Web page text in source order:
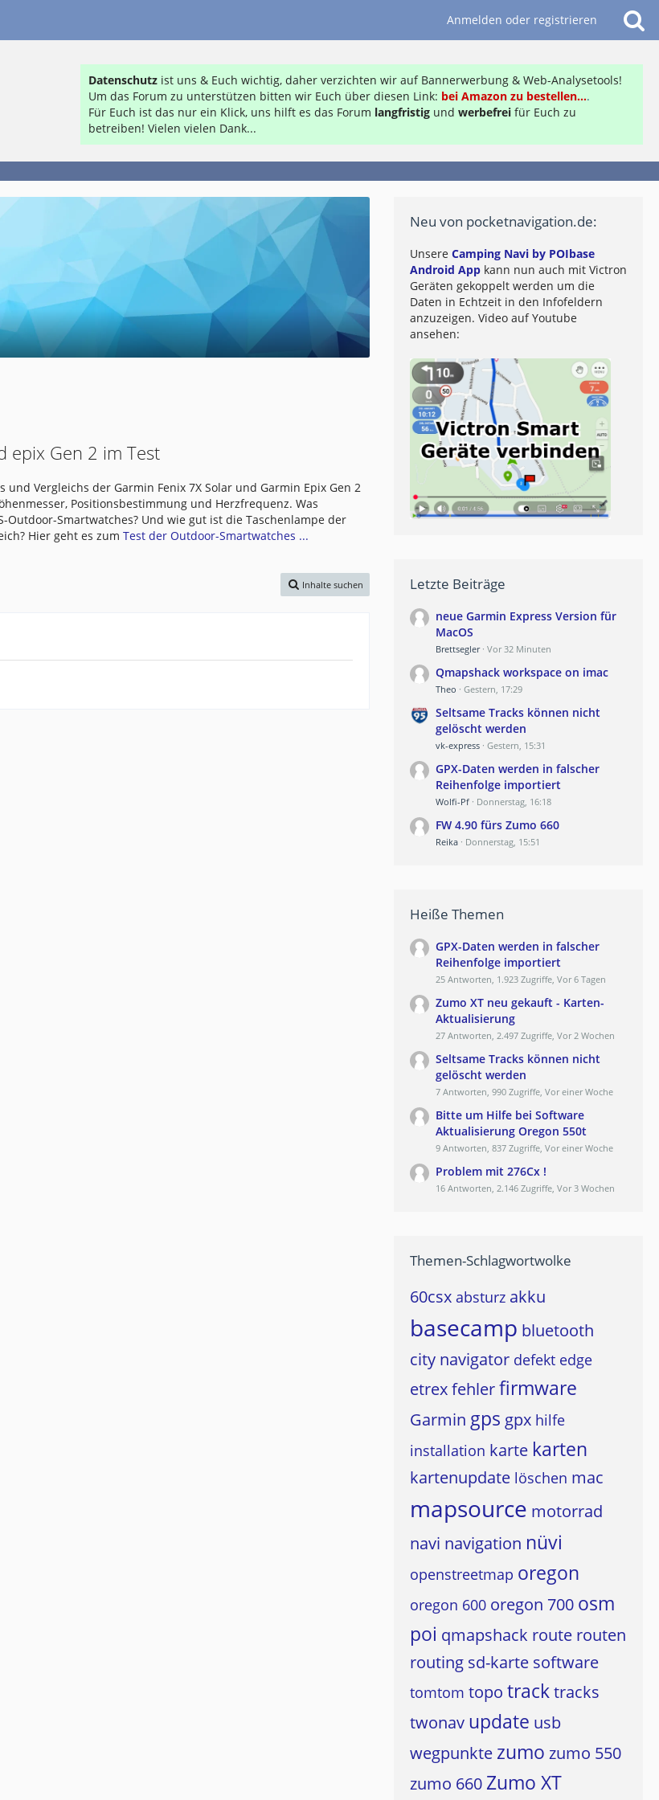
Anmelden oder registrieren
Datenschutz ist uns & Euch wichtig, daher verzichten wir auf Bannerwerbung & Web-Analysetools!
Um das Forum zu unterstützen bitten wir Euch über diesen Link: bei Amazon zu bestellen....
Für Euch ist das nur ein Klick, uns hilft es das Forum langfristig und werbefrei für Euch zu
betreiben! Vielen vielen Dank...
epix Gen 2 im Test
und Vergleichs der Garmin Fenix 7X Solar und Garmin Epix Gen 2
Positionsbestimmung und Herzfrequenz. Was
Outdoor-Smartwatches? Und wie gut ist die Taschenlampe der
Hier geht es zumTest der Outdoor-Smartwatches ...
Inhalte suchen
Neu von pocketnavigation.de:
Unsere Camping Navi by POIbase
Android App kann nun auch mit Victron
Geräten gekoppelt werden um die
Daten in Echtzeit in den Infofeldern
anzuzeigen. Video auf Youtube
ansehen:
Letzte Beiträge
neue Garmin Express Version für
MacOS
Brettsegler Vor 32 Minuten
Qmapshack workspace on imac
Theo Gestern, 17:29
Seltsame Tracks können nicht
gelöscht werden
vk-express Gestern, 15:31
GPX-Daten werden in falscher
Reihenfolge importiert
Wolfi-Pf Donnerstag, 16:18
FW 4.90 fürs Zumo 660
Reika Donnerstag, 15:51
Heiße Themen
GPX-Daten werden in falscher
Reihenfolge importiert
25 Antworten, 1.923 Zugriffe, Vor 6 Tagen
Zumo XT neu gekauft - Karten-
Aktualisierung
27 Antworten, 2.497 Zugriffe, Vor 2 Wochen
Seltsame Tracks können nicht
gelöscht werden
7 Antworten, 990 Zugriffe, Vor einer Woche
Bitte um Hilfe bei Software
Aktualisierung Oregon 550t
9 Antworten, 837 Zugriffe, Vor einer Woche
Problem mit 276Cx !
16 Antworten, 2.146 Zugriffe, Vor 3 Wochen
Themen-Schlagwortwolke
60csx absturz akku
basecamp bluetooth
city navigator defekt edge
etrexfehlerfirmware
Garmin gps gpx hilfe
installation karte karten
kartenupdate löschen mac
mapsource motorrad
navi navigation nüvi
openstreetmap oregon
oregon 600 oregon 700 osm
poi qmapshack route routen
routing sd-karte software
tomtom topo tracktracks
twonav update usb
wegpunkte zumo zumo 550
zumo 660 Zumo XT